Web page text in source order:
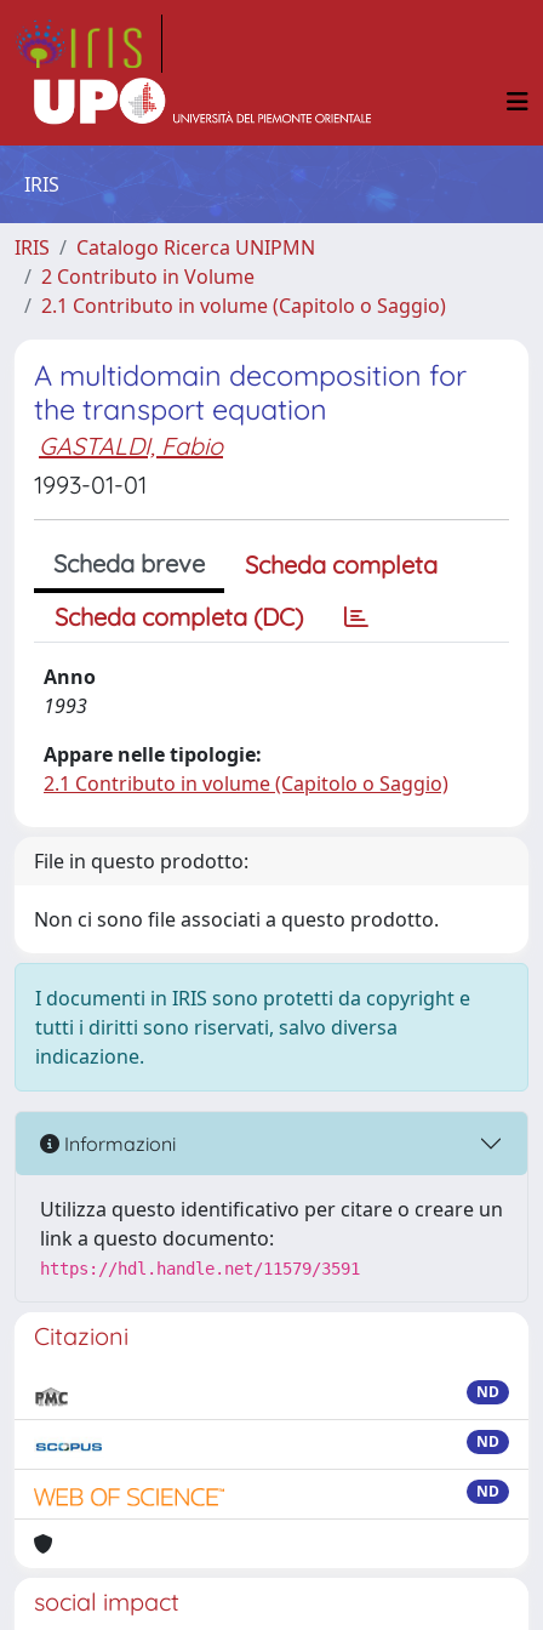
IRIS
IRIS
Catalogo Ricerca UNIPMN
2 Contributo in Volume
2.1 Contributo in volume (Capitolo o Saggio)
A multidomain decomposition for
the transport equation
GASTALDI, Fabio
1993-01-01
Scheda breve
Scheda completa
Scheda completa (DC)
Anno
1993
Appare nelle tipologie:
2.1 Contributo in volume (Capitolo o Saggio)
File in questo prodotto:
Non ci sono file associati a questo prodotto.
I documenti in IRIS sono protetti da copyright e
tutti i diritti sono riservati, salvo diversa
indicazione.
Informazioni
Utilizza questo identificativo per citare o creare un
link a questo documento:
https://hdl.handle.net/11579/3591
Citazioni
ND
ND
ND
social impact